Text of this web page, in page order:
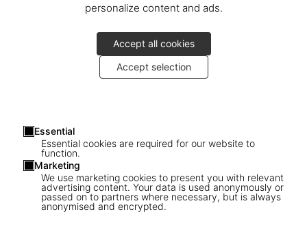
personalize content and ads.
Accept all cookies
Accept selection
Essential
Essential cookies are required for our website to
function.
Marketing
We use marketing cookies to present you with relevant
advertising content. Your data is used anonymously or
passed on to partners where necessary, but is always
anonymised and encrypted.
1/ 11